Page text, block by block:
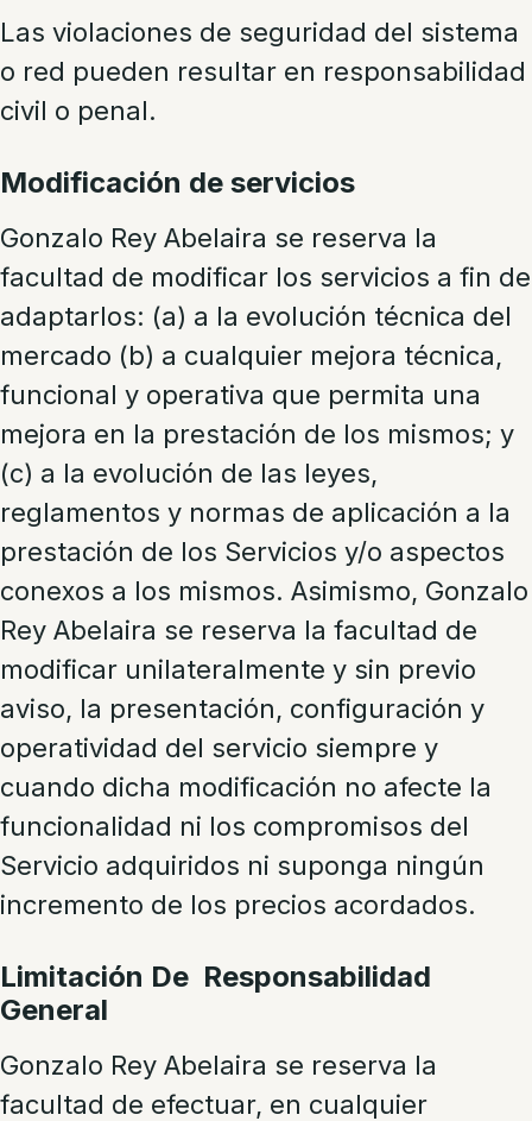
Las violaciones de seguridad del sistema
o red pueden resultar en responsabilidad
civil o penal.
Modificación de servicios
Gonzalo Rey Abelaira se reserva la
facultad de modificar los servicios a fin de
adaptarlos: (a) a la evolución técnica del
mercado (b) a cualquier mejora técnica,
funcional y operativa que permita una
mejora en la prestación de los mismos; y
(c) a la evolución de las leyes,
reglamentos y normas de aplicación a la
prestación de los Servicios y/o aspectos
conexos a los mismos. Asimismo, Gonzalo
Rey Abelaira se reserva la facultad de
modificar unilateralmente y sin previo
aviso, la presentación, configuración y
operatividad del servicio siempre y
cuando dicha modificación no afecte la
funcionalidad ni los compromisos del
Servicio adquiridos ni suponga ningún
incremento de los precios acordados.
Limitación De Responsabilidad
General
Gonzalo Rey Abelaira se reserva la
facultad de efectuar, en cualquier